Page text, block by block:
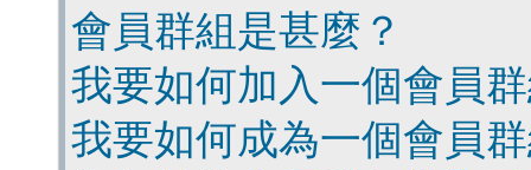
會員群組是甚麼？
我要如何加入一個會員
我要如何成為一個會員